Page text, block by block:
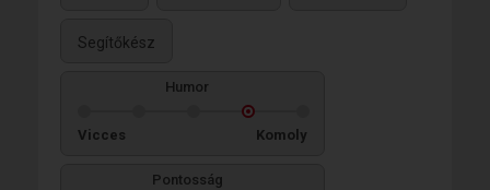
Segítőkész
Humor
Vicces Komoly
Pontosság